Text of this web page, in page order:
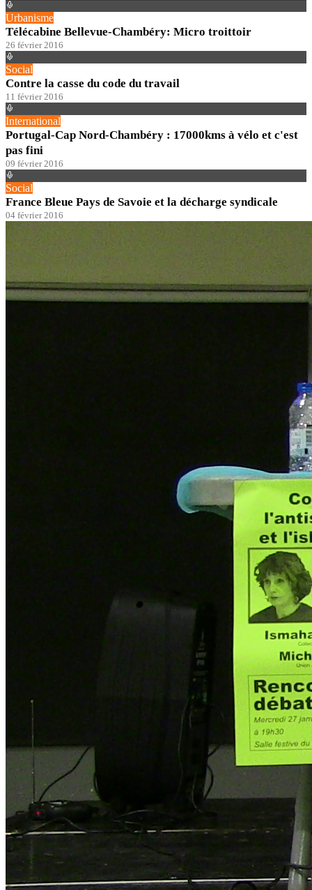
Urbanisme
Télécabine Bellevue-Chambéry: Micro troittoir
26 février 2016
Social
Contre la casse du code du travail
11 février 2016
International
Portugal-Cap Nord-Chambéry : 17000kms à vélo et c'est
pas fini
09 février 2016
Social
France Bleue Pays de Savoie et la décharge syndicale
04 février 2016